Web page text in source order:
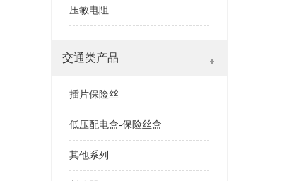
压敏电阻
交通类产品
插片保险丝
低压配电盒-保险丝盒
其他系列